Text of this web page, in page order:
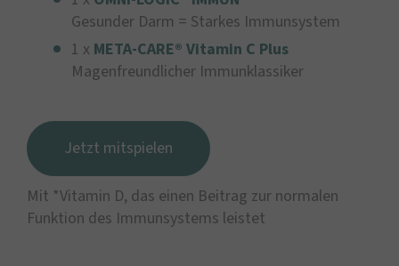
Gesunder Darm = Starkes Immunsystem
1 x META-CARE® Vitamin C Plus
Magenfreundlicher Immunklassiker
Jetzt mitspielen
Mit *Vitamin D, das einen Beitrag zur normalen
Funktion des Immunsystems leistet